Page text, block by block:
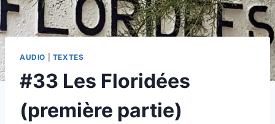
AUDIO TEXTES
#33 Les Floridées
(première partie)